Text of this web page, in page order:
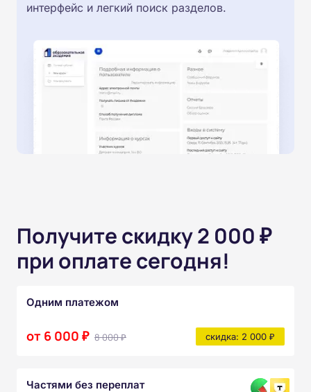
интерфейс и легкий поиск разделов.
Получите скидку 2 000 ₽
при оплате сегодня!
Одним платежом
от 6 000 ₽ 8 000 ₽ скидка: 2 000 ₽
Частями без переплат